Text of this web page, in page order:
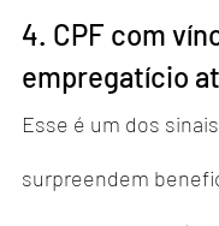
4. CPF com
empregatício
Esse é um dos
surpreendem